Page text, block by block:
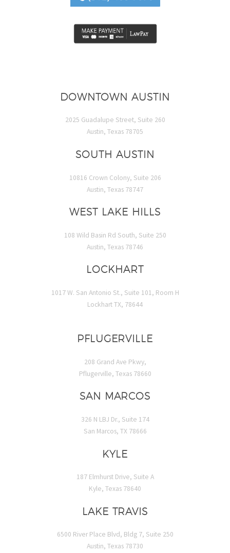
DOWNTOWN AUSTIN
2025 Guadalupe Street, Suite 260
Austin, Texas 78705
SOUTH AUSTIN
10816 Crown Colony, Suite 206
Austin, Texas 78747
WEST LAKE HILLS
108 Wild Basin Rd South, Suite 250
Austin, Texas 78746
LOCKHART
1017 W. San Antonio St., Suite 101, Room H
Lockhart TX, 78644
PFLUGERVILLE
208 Grand Ave Pkwy,
Pflugerville, Texas 78660
SAN MARCOS
326 N LBJ Dr., Suite 174
San Marcos, TX 78666
KYLE
187 Elmhurst Drive, Suite A
Kyle, Texas 78640
LAKE TRAVIS
6500 River Place Blvd, Bldg 7, Suite 250
Austin, Texas 78730